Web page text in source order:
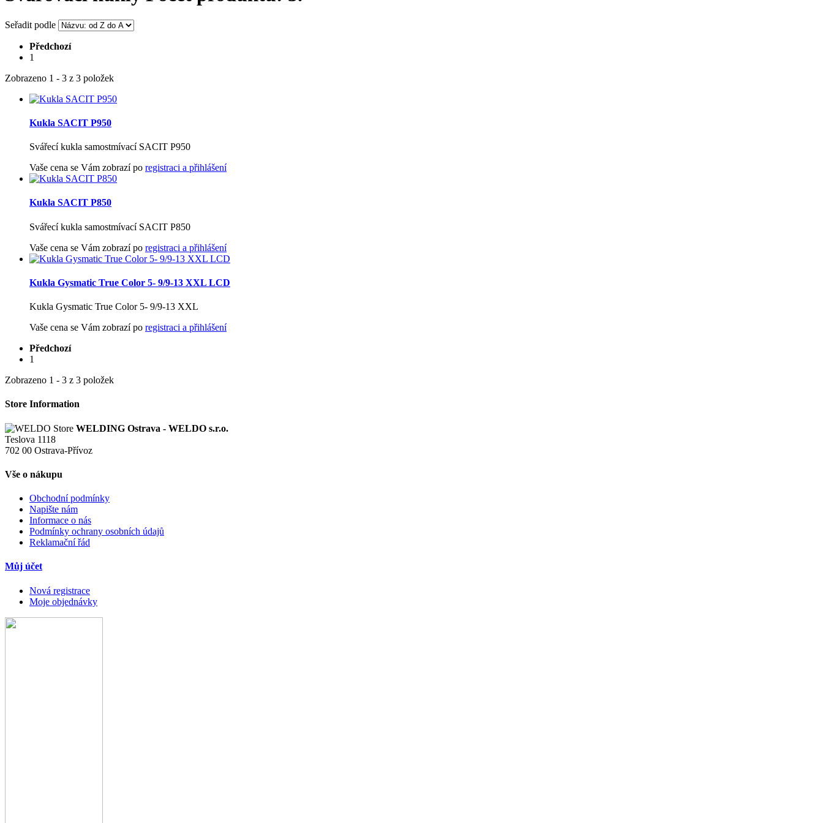
Seřadit podle
Předchozí
1
Zobrazeno 1 - 3 z 3 položek
Kukla SACIT P950
Svářecí kukla samostmívací SACIT P950
Vaše cena se Vám zobrazí po registraci a přihlášení
Kukla SACIT P850
Svářecí kukla samostmívací SACIT P850
Vaše cena se Vám zobrazí po registraci a přihlášení
Kukla Gysmatic True Color 5- 9/9-13 XXL LCD
Kukla Gysmatic True Color 5- 9/9-13 XXL
Vaše cena se Vám zobrazí po registraci a přihlášení
Předchozí
1
Zobrazeno 1 - 3 z 3 položek
Store Information
WELDING Ostrava - WELDO s.r.o.
Teslova 1118
702 00 Ostrava-Přívoz
Vše o nákupu
Obchodní podmínky
Napište nám
Informace o nás
Podmínky ochrany osobních údajů
Reklamační řád
Můj účet
Nová registrace
Moje objednávky